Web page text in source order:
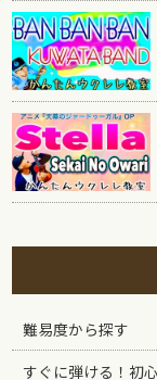
難易度から探す
すぐに弾ける！初